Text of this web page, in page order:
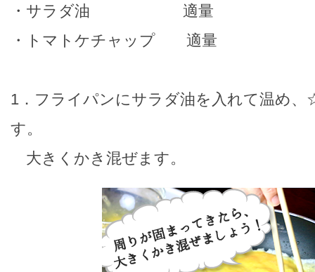
・サラダ油 適量
・トマトケチャップ 適量
1．フライパンにサラダ油を入れて温め
す。
大きくかき混ぜます。